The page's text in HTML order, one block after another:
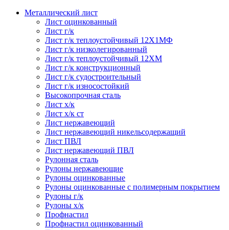
Металлический лист
Лист оцинкованный
Лист г/к
Лист г/к теплоустойчивый 12Х1МФ
Лист г/к низколегированный
Лист г/к теплоустойчивый 12ХМ
Лист г/к конструкционный
Лист г/к судостроительный
Лист г/к износостойкий
Высокопрочная сталь
Лист х/к
Лист х/к ст
Лист нержавеющий
Лист нержавеющий никельсодержащий
Лист ПВЛ
Лист нержавеющий ПВЛ
Рулонная сталь
Рулоны нержавеющие
Рулоны оцинкованные
Рулоны оцинкованные с полимерным покрытием
Рулоны г/к
Рулоны х/к
Профнастил
Профнастил оцинкованный